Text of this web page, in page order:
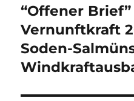
Vorheriger
Beitrag:
“Offener Brief”
Vernunftkraft
Soden-